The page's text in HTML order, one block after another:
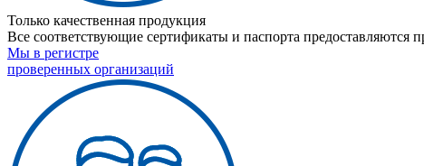
Только качественная продукция
Все соответствующие сертификаты и паспорта предоставляются
Мы в регистре
проверенных организаций